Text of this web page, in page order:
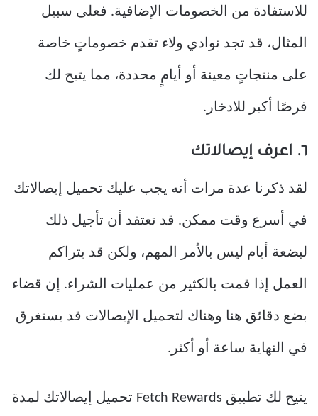
للاستفادة من الخصومات الإضافية. فعلى سبيل
المثال، قد تجد نوادي ولاء تقدم خصوماتٍ خاصة
على منتجاتٍ معينة أو أيامٍ محددة، مما يتيح لك
فرصًا أكبر للادخار.
٦. اعرف إيصالاتك
لقد ذكرنا عدة مرات أنه يجب عليك تحميل إيصالاتك
في أسرع وقت ممكن. قد تعتقد أن تأجيل ذلك
لبضعة أيام ليس بالأمر المهم، ولكن قد يتراكم
العمل إذا قمت بالكثير من عمليات الشراء. إن قضاء
بضع دقائق هنا وهناك لتحميل الإيصالات قد يستغرق
في النهاية ساعة أو أكثر.
يتيح لك تطبيق Fetch Rewards تحميل إيصالاتك لمدة